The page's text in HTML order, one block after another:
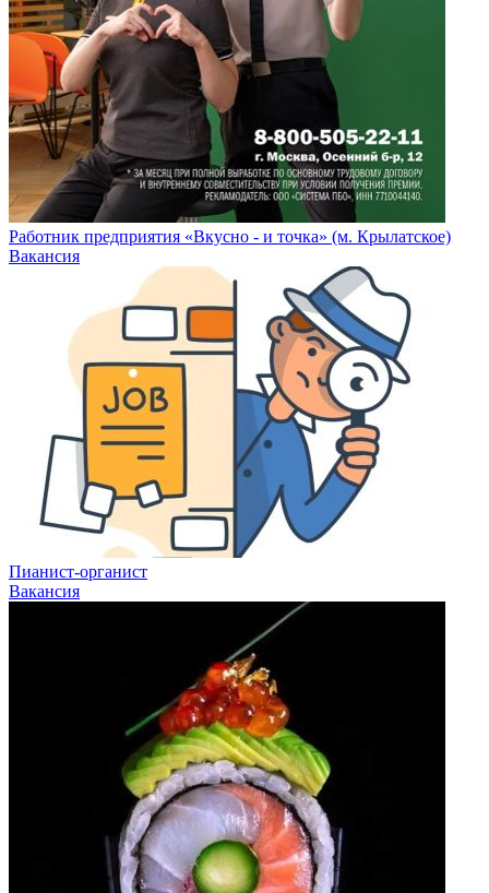
Работник предприятия «Вкусно - и точка» (м. Крылатское)
Вакансия
Пианист-органист
Вакансия